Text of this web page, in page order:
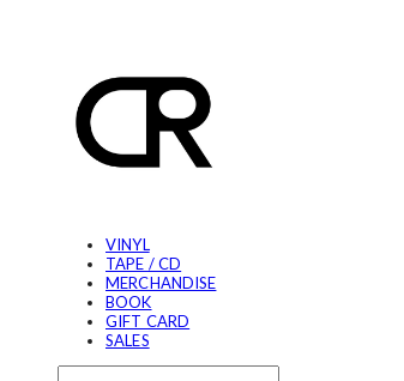
VINYL
TAPE / CD
MERCHANDISE
BOOK
GIFT CARD
SALES